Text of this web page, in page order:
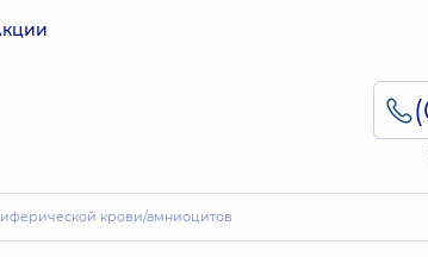
крови/амниоцитов